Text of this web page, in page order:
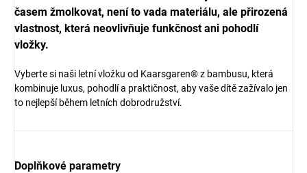
časem žmolkovat, není to vada materiálu, ale přirozená
vlastnost, která neovlivňuje funkčnost ani pohodlí
vložky.
Vyberte si naši letní vložku od Kaarsgaren® z bambusu, která
kombinuje luxus, pohodlí a praktičnost, aby vaše dítě zažívalo jen
to nejlepší během letních dobrodružství.
Doplňkové parametry